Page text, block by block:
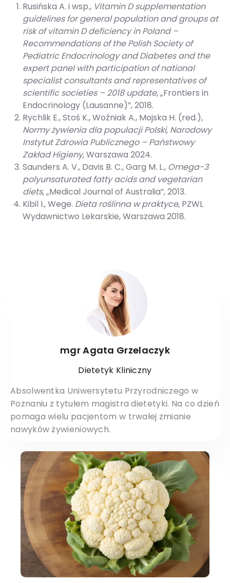
Rusińska A. i wsp., Vitamin D supplementation
guidelines for general population and groups at
risk of vitamin D deficiency in Poland –
Recommendations of the Polish Society of
Pediatric Endocrinology and Diabetes and the
expert panel with participation of national
specialist consultants and representatives of
scientific societies – 2018 update, „Frontiers in
Endocrinology (Lausanne)”, 2018.
Rychlik E., Stoś K., Woźniak A., Mojska H. (red.),
Normy żywienia dla populacji Polski, Narodowy
Instytut Zdrowia Publicznego – Państwowy
Zakład Higieny, Warszawa 2024.
Saunders A. V., Davis B. C., Garg M. L., Omega-3
polyunsaturated fatty acids and vegetarian
diets, „Medical Journal of Australia”, 2013. ​
Kibil I., Wege. Dieta roślinna w praktyce, PZWL
Wydawnictwo Lekarskie, Warszawa 2018. ​
mgr Agata Grzelaczyk
Dietetyk Kliniczny
Absolwentka Uniwersytetu Przyrodniczego w
Poznaniu z tytułem magistra dietetyki. Na co dzień
pomaga wielu pacjentom w trwałej zmianie
nawyków żywieniowych.